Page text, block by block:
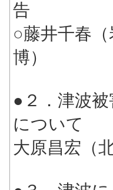
告
○藤井千春
博）
●２．津波
について
大原昌宏（